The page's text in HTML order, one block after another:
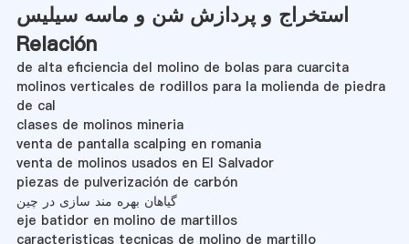
استخراج و پردازش شن و ماسه سیلیس
Relación
de alta eficiencia del molino de bolas para cuarcita
molinos verticales de rodillos para la molienda de piedra
de cal
clases de molinos mineria
venta de pantalla scalping en romania
venta de molinos usados en El Salvador
piezas de pulverización de carbón
گیاهان بهره مند سازی در چین
eje batidor en molino de martillos
caracteristicas tecnicas de molino de martillo